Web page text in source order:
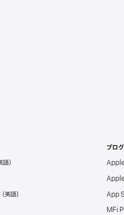
プロ
App
MFi